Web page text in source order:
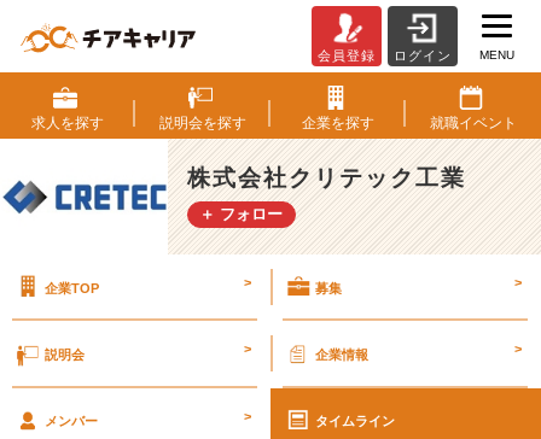
2
7
期
【社
外
秘】
画
o
会員登録 ログイン MENU
求人を探す 説明会を探す 企業を探す 就職イベント
株式会社クリテック工業
＋ フォロー
企業TOP > 募集 >
説明会 > 企業情報 >
メンバー > タイムライン